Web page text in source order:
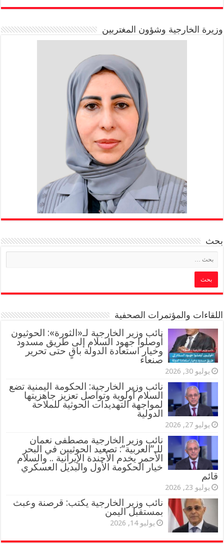
وزيرة الخارجية وشؤون المغتربين
بحث
اللقاءات والمؤتمرات الصحفية
‏نائب وزير الخارجية لـ«الثورة»: الحوثيون
أوصلوا جهود السلام إلى طريق مسدود
وخيار استعادة الدولة باقٍ حتى تحرير
صنعاء
يوليو 30, 2026
نائب وزير الخارجية: الحكومة اليمنية تضع
السلام أولوية وتواصل تعزيز جاهزيتها
لمواجهة التهديدات الحوثية للملاحة
الدولية
يوليو 27, 2026
نائب وزير الخارجية مصطفى نعمان
للـ”العربية”: تصعيد الحوثيين في البحر
الأحمر يخدم الأجندة الإيرانية .. والسلام
خيار الحكومة الأول والبديل العسكري
قائم
يوليو 23, 2026
نائب وزير الخارجية يكتب: قرصنة وعبث
بمستقبل اليمن
يوليو 14, 2026